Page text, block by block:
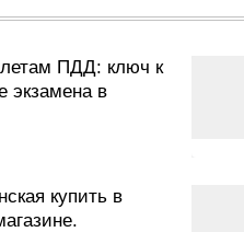
ПДД: ключ к
экзамена в
купить в